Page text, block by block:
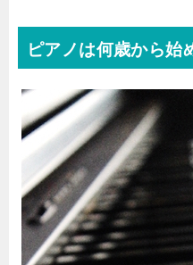
ピアノは何歳から始